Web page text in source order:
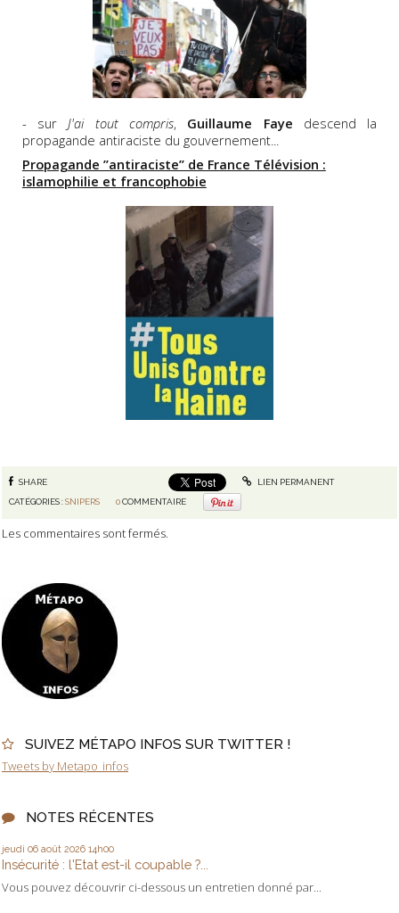
SUIVEZ MÉTAPO INFOS SUR TWITTER !
Tweets by Metapo_infos
NOTES RÉCENTES
jeudi 06 août 2026 14h00
Insécurité : l'Etat est-il coupable ?...
Vous pouvez découvrir ci-dessous un entretien donné par...
- surJ'ai tout compris, Guillaume Faye descend la
propagande antiraciste du gouvernement...
Propagande ”antiraciste” de France Télévision :
islamophilie et francophobie
SHARE
LIEN PERMANENT
CATÉGORIES :SNIPERS 0 COMMENTAIRE
Les commentaires sont fermés.